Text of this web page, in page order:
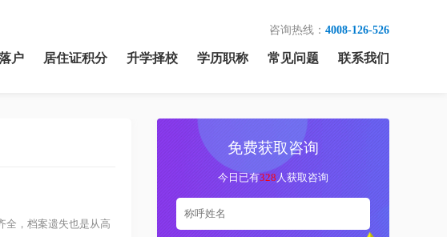
咨询热线： 4008-126-526
户 居住证积分 升学择校 学历职称 常见问题 联系我们
全，档案遗失也是从高
免费获取咨询
今日已有328 人获取咨询